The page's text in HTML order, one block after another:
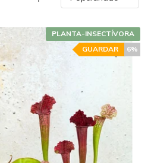
PLANTA-INSECTÍVORA
6%
GUARDAR